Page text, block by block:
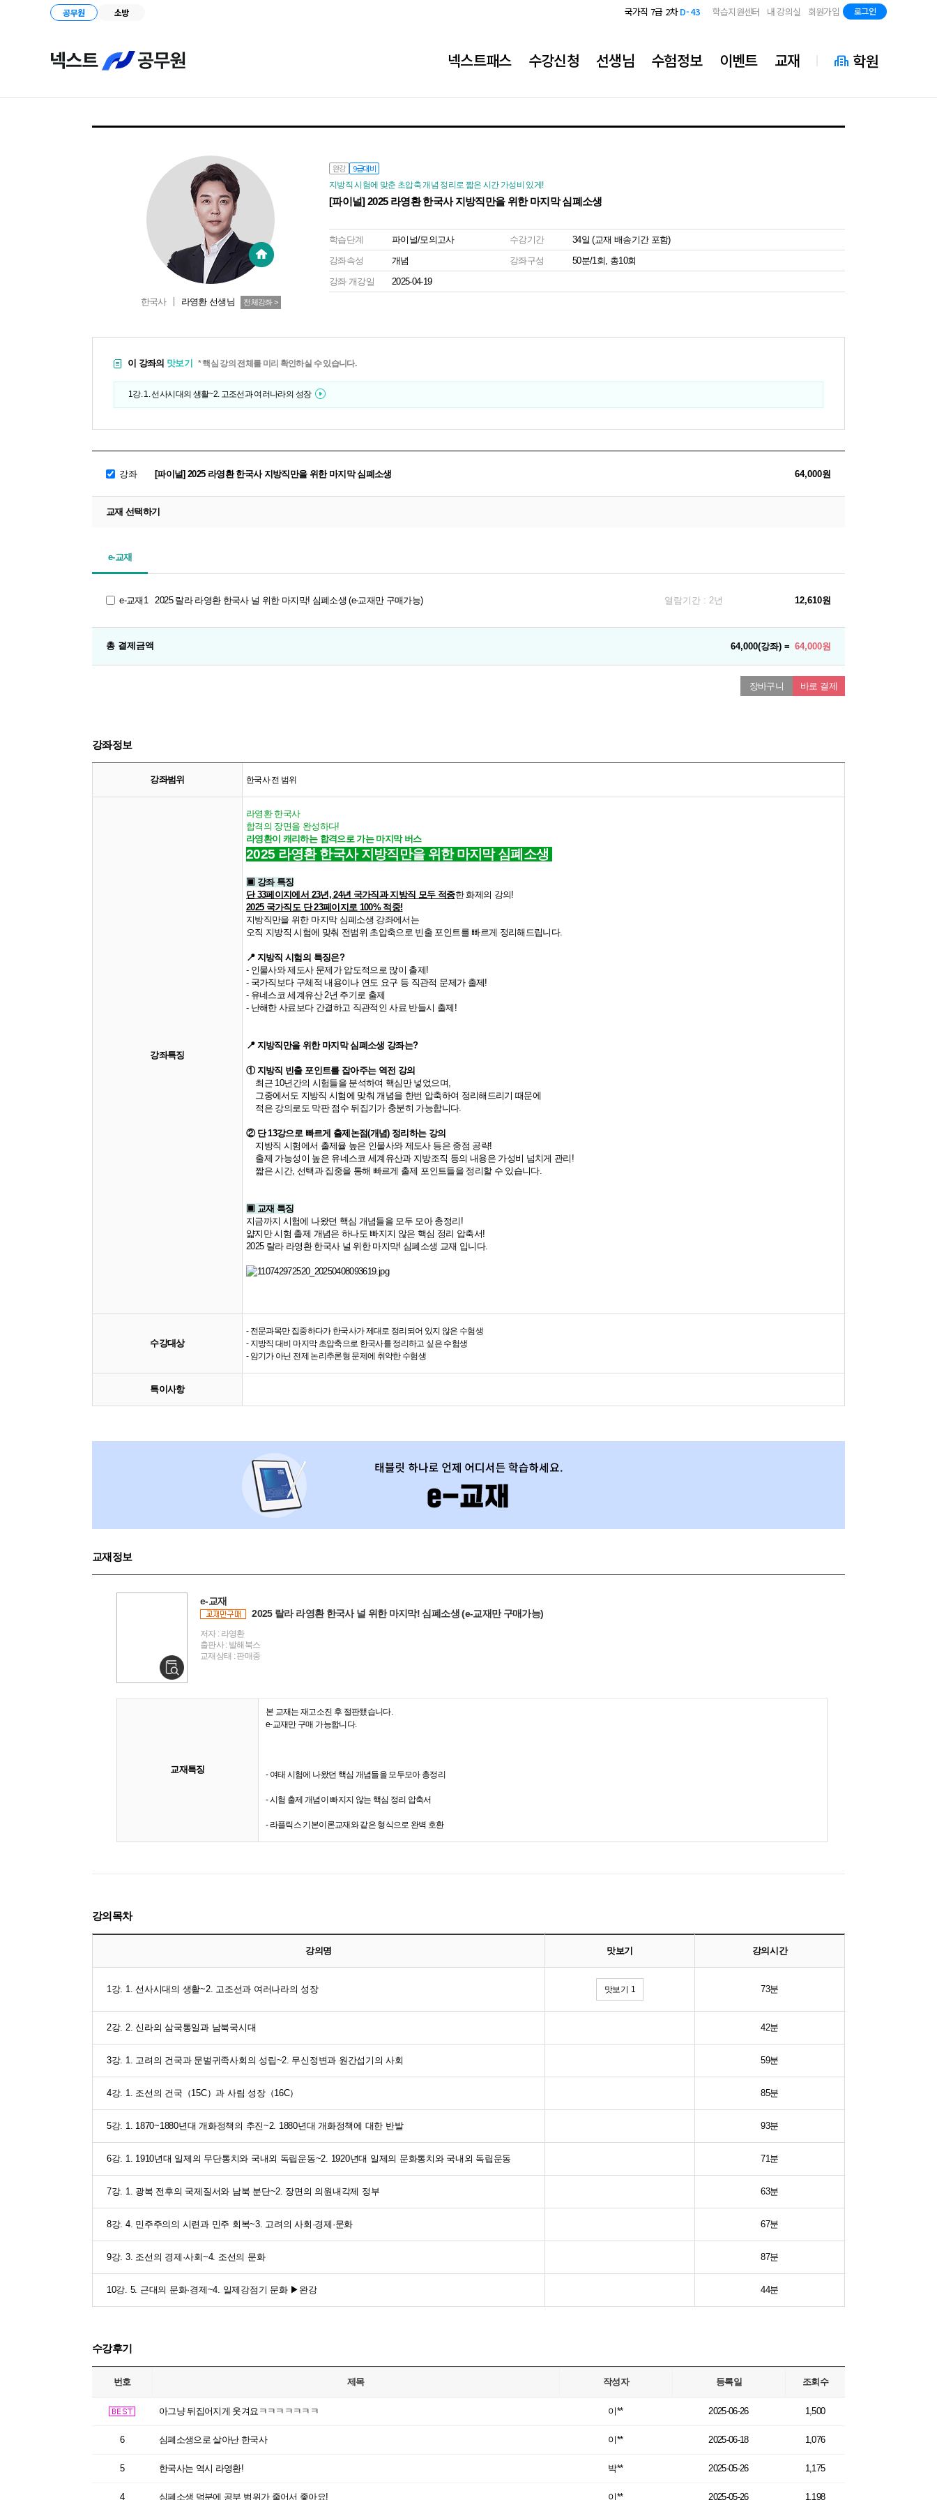
공무원 소방 학습지원센터 내 강의실 회원가입 로그인
국가직 7급 2차D-43
지방직 7급
넥스트패스 수강신청 선생님 수험정보 이벤트 교재 학원
완강 9급대비
지방직 시험에 맞춘 초압축 개념 정리로 짧은 시간 가성비 있게!
[파이널] 2025 라영환 한국사 지방직만을 위한 마지막 심폐소생
한국사 라영환선생님 전체강좌 >
학습단계 파이널/모의고사 수강기간
34일 (교재 배송기간 포함)
강좌속성
개념 강좌구성
50분/1회, 총10회
강좌 개강일
2025-04-19
이 강좌의 맛보기 * 핵심 강의 전체를 미리 확인하실 수 있습니다.
1강. 1. 선사시대의 생활~2. 고조선과 여러나라의 성장
강좌 [파이널] 2025 라영환 한국사 지방직만을 위한 마지막 심폐소생 64,000원
교재 선택하기
e-교재
e-교재1 2025 랄라 라영환 한국사 널 위한 마지막! 심폐소생 (e-교재만 구매가능) 열람기간 : 2년 12,610원
총 결제금액 64,000(강좌) = 64,000원
장바구니 바로 결제
강좌정보
강좌범위 한국사 전 범위
강좌특징
라영환 한국사
합격의 장면을 완성하다!
라영환이 캐리하는 합격으로 가는 마지막 버스
2025 라영환 한국사 지방직만을 위한 마지막 심폐소생
▣ 강좌 특징
단 33페이지에서 23년, 24년 국가직과 지방직 모두 적중한 화제의 강의!
2025 국가직도 단 23페이지로 100% 적중!
지방직만을 위한 마지막 심폐소생 강좌에서는
오직 지방직 시험에 맞춰 전범위 초압축으로 빈출 포인트를 빠르게 정리해드립니다.
📍 지방직 시험의 특징은?
- 인물사와 제도사 문제가 압도적으로 많이 출제!
- 국가직보다 구체적 내용이나 연도 요구 등 직관적 문제가 출제!
- 유네스코 세계유산 2년 주기로 출제
- 난해한 사료보다 간결하고 직관적인 사료 반들시 출제!
📍 지방직만을 위한 마지막 심폐소생 강좌는?
①지방직 빈출 포인트를 잡아주는 역전 강의
최근 10년간의 시험들을 분석하여 핵심만 넣었으며,
그중에서도 지방직 시험에 맞춰 개념을 한번 압축하여 정리해드리기 때문에
적은 강의로도 막판 점수 뒤집기가 충분히 가능합니다.
②단 13강으로 빠르게 출제논점(개념) 정리하는 강의
지방직 시험에서 출제율 높은 인물사와 제도사 등은 중점 공략!
출제 가능성이 높은 유네스코 세계유산과 지방조직 등의 내용은 가성비 넘치게 관리!
짧은 시간, 선택과 집중을 통해 빠르게 출제 포인트들을 정리할 수 있습니다.
▣ 교재 특징
지금까지 시험에 나왔던 핵심 개념들을 모두 모아 총정리!
얇지만 시험 출제 개념은 하나도 빠지지 않은 핵심 정리 압축서!
2025 랄라 라영환 한국사 널 위한 마지막! 심폐소생 교재 입니다.
수강대상
- 전문과목만 집중하다가 한국사가 제대로 정리되어 있지 않은 수험생
- 지방직 대비 마지막 초압축으로 한국사를 정리하고 싶은 수험생
- 암기가 아닌 전제 논리추론형 문제에 취약한 수험생
특이사항
교재정보
e-교재
2025 랄라 라영환 한국사 널 위한 마지막! 심폐소생 (e-교재만 구매가능)
저자 : 라영환
출판사 : 발해북스
교재상태 : 판매중
교재특징
본 교재는 재고소진 후 절판됐습니다.
e-교재만 구매 가능합니다.
- 여태 시험에 나왔던 핵심 개념들을 모두모아 총정리
- 시험 출제 개념이 빠지지 않는 핵심 정리 압축서
- 라플릭스 기본이론교재와 같은 형식으로 완벽 호환
강의목차
강의명 맛보기 강의시간
1강. 1. 선사시대의 생활~2. 고조선과 여러나라의 성장 맛보기 1 73분
2강. 2. 신라의 삼국통일과 남북국시대 42분
3강. 1. 고려의 건국과 문벌귀족사회의 성립~2. 무신정변과 원간섭기의 사회 59분
4강. 1. 조선의 건국（15C）과 사림 성장（16C） 85분
5강. 1. 1870~1880년대 개화정책의 추진~2. 1880년대 개화정책에 대한 반발 93분
6강. 1. 1910년대 일제의 무단통치와 국내외 독립운동~2. 1920년대 일제의 문화통치와 국내외 독립운동 71분
7강. 1. 광복 전후의 국제질서와 남북 분단~2. 장면의 의원내각제 정부 63분
8강. 4. 민주주의의 시련과 민주 회복~3. 고려의 사회·경제·문화 67분
9강. 3. 조선의 경제·사회~4. 조선의 문화 87분
10강. 5. 근대의 문화·경제~4. 일제강점기 문화 ▶완강 44분
수강후기
번호 제목 작성자 등록일 조회수
아그냥 뒤집어지게 웃겨요ㅋㅋㅋㅋㅋㅋㅋ 이** 2025-06-26 1,500
6 심폐소생으로 살아난 한국사 이** 2025-06-18 1,076
5 한국사는 역시 라영환! 박** 2025-05-26 1,175
4 심폐소생 덕분에 공부 범위가 줄어서 좋아요! 이** 2025-05-26 1,198